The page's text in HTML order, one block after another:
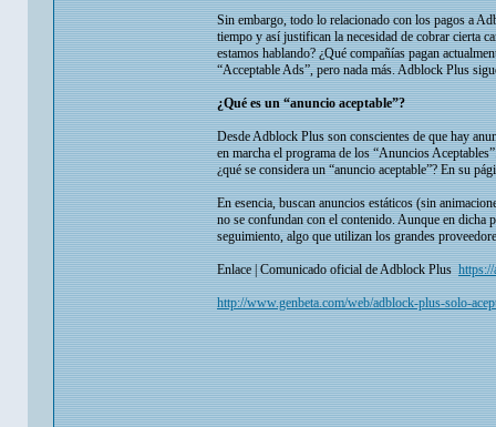
Sin embargo, todo lo relacionado con los pagos a
tiempo y así justifican la necesidad de cobrar cierta
estamos hablando? ¿Qué compañías pagan
“Acceptable Ads”, pero nada más. Adblock Plus
¿Qué es un “anuncio aceptable”?
Desde Adblock Plus son conscientes de que hay
en marcha el programa de los “Anuncios
¿qué se considera un “anuncio aceptable”? En su
En esencia, buscan anuncios estáticos (sin
no se confundan con el contenido. Aunque en dicha
seguimiento, algo que utilizan los grandes
Enlace | Comunicado oficial de Adblock Plus
http://www.genbeta.com/web/adblock-plus-solo-